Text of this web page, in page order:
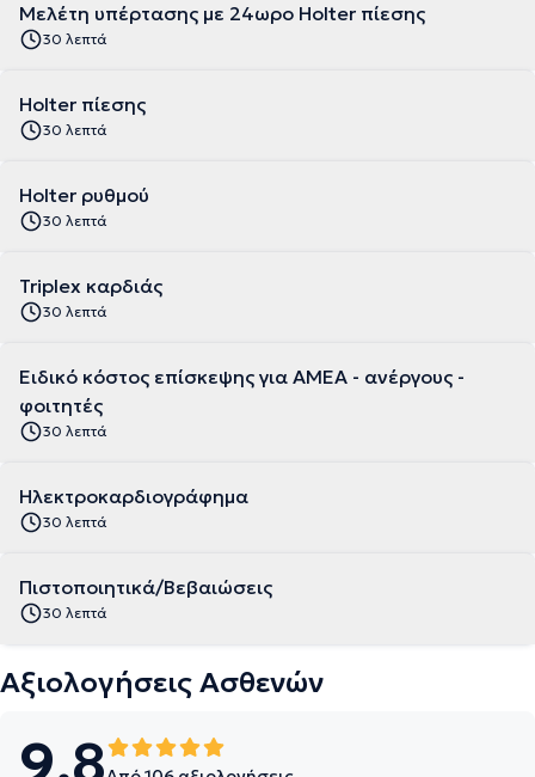
Μελέτη υπέρτασης με 24ωρο Holter πίεσης
30 λεπτά
Holter πίεσης
30 λεπτά
Holter ρυθμού
30 λεπτά
Triplex καρδιάς
30 λεπτά
Ειδικό κόστος επίσκεψης για ΑΜΕΑ - ανέργους -
φοιτητές
30 λεπτά
Ηλεκτροκαρδιογράφημα
30 λεπτά
Πιστοποιητικά/Βεβαιώσεις
30 λεπτά
Αξιολογήσεις Ασθενών